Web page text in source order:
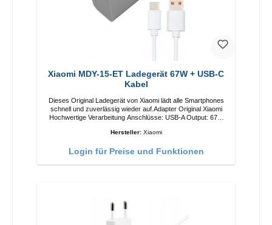
Xiaomi MDY-15-ET Ladegerät 67W + USB-C
Kabel
Dieses Original Ladegerät von Xiaomi lädt alle Smartphones
schnell und zuverlässig wieder auf.Adapter Original Xiaomi
Hochwertige Verarbeitung Anschlüsse: USB-A Output: 67W
Weiss
Hersteller: Xiaomi
Login für Preise und Funktionen